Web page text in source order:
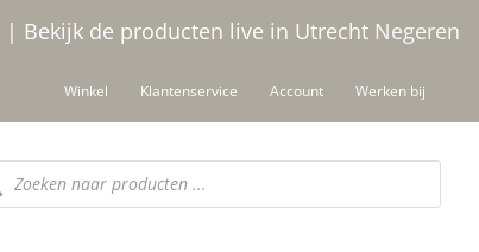
Bekijk de producten live in Utrecht Negeren
Winkel Klantenservice Account Werken bij
zoeken